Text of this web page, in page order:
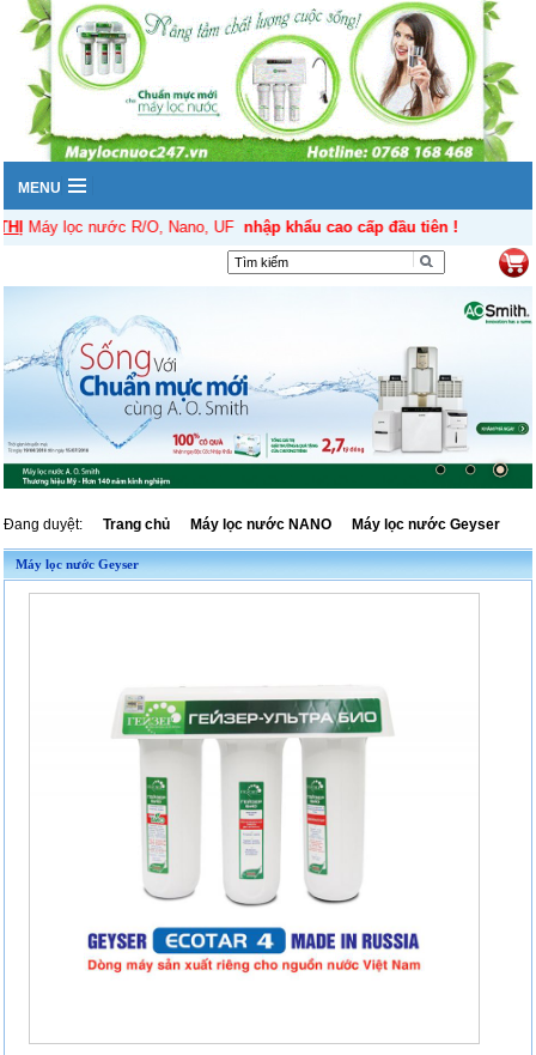
MENU
Máy lọc nước R/O, Nano, UFnhập khẩu cao cấp đầu tiên !
Đang duyệt: Trang chủ Máy lọc nước NANO Máy lọc nước Geyser
Máy lọc nước Geyser